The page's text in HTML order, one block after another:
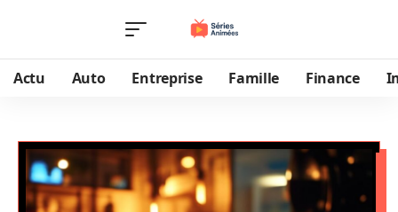
Actu Auto Entreprise Famille Finance